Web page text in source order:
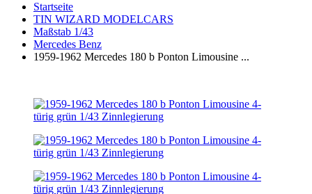
Startseite
TIN WIZARD MODELCARS
Maßstab 1/43
Mercedes Benz
1959-1962 Mercedes 180 b Ponton Limousine ...